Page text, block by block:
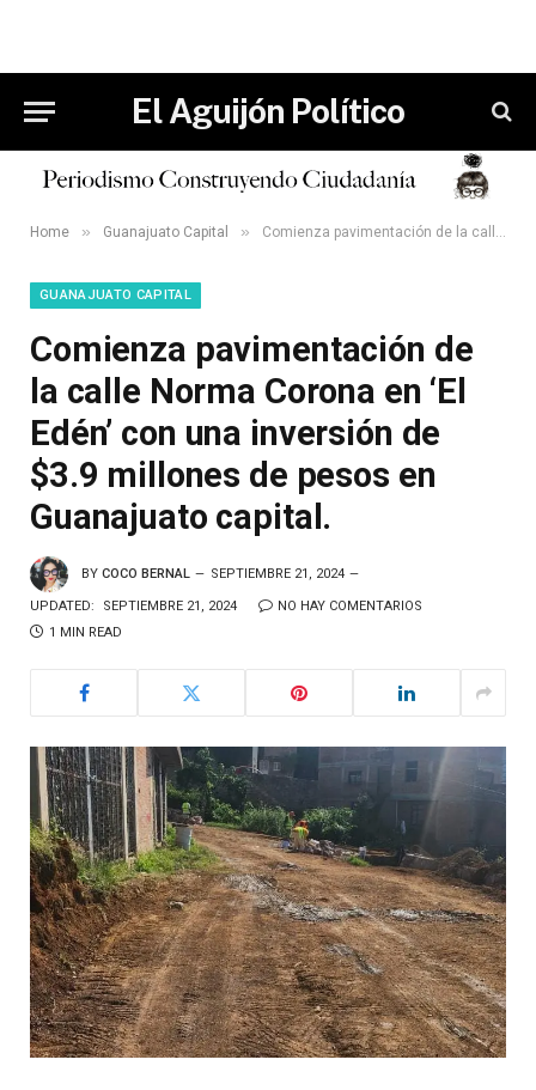
El Aguijón Político
Home » Guanajuato Capital » Comienza pavimentación de la calle Norma Corona en ‘El Edén’ con una inversión de $3.9 millones de pesos en Guanajuato capital.
GUANAJUATO CAPITAL
Comienza pavimentación de
la calle Norma Corona en ‘El
Edén’ con una inversión de
$3.9 millones de pesos en
Guanajuato capital.
BY COCO BERNAL SEPTIEMBRE 21, 2024
UPDATED: SEPTIEMBRE 21, 2024
NO HAY COMENTARIOS
1 MIN READ